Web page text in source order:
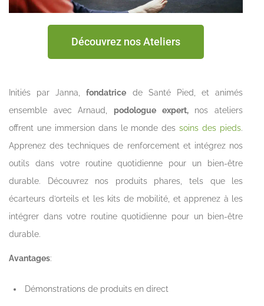
Initiés par Janna,fondatrice de Santé Pied, et animés
ensemble avec Arnaud, podologue expert,nos ateliers
offrent une immersion dans le monde dessoins des pieds.
Apprenez des techniques de renforcement et intégrez nos
outils dans votre routine quotidienne pour un bien-être
durable. Découvrez nos produits phares, tels que les
écarteurs d’orteils et les kits de mobilité, et apprenez à les
intégrer dans votre routine quotidienne pour un bien-être
durable.
Avantages:
Démonstrations de produits en direct
Découvrez nos Ateliers